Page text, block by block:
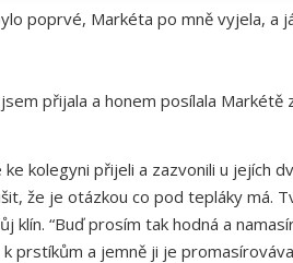
poprvé, Markéta po mně vyjela, a
přijala a honem posílala Markétě
kolegyni přijeli a zazvonili u jejích
že je otázkou co pod tepláky má.
“Buď prosím tak hodná a
prstíkům a jemně ji je